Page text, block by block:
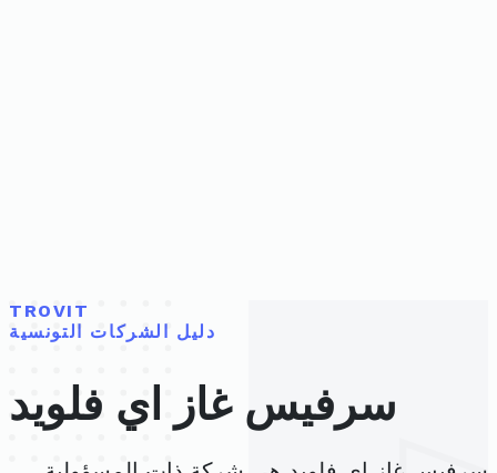
TROVIT
دليل الشركات التونسية
سرفيس غاز اي فلويد